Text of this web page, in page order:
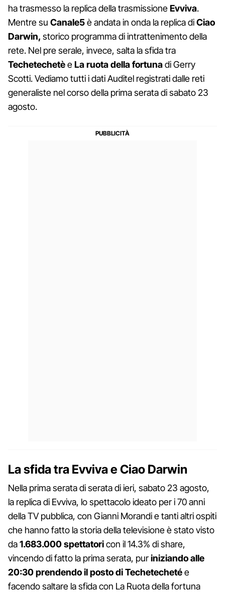
ha trasmesso la replica della trasmissioneEvviva.
Mentre su Canale5è andata in onda la replica diCiao
Darwin, storico programma di intrattenimento della
rete. Nel pre serale, invece, salta la sfida tra
TechetechetèeLa ruota della fortunadi Gerry
Scotti. Vediamo tutti i dati Auditel registrati dalle reti
generaliste nel corso della prima serata di sabato 23
agosto.
La sfida tra Evviva e Ciao Darwin
Nella prima serata di serata di ieri, sabato 23 agosto,
la replica di Evviva, lo spettacolo ideato per i 70 anni
della TV pubblica, con Gianni Morandi e tanti altri ospiti
che hanno fatto la storia della televisione è stato visto
da1.683.000 spettatoricon il 14.3% di share,
vincendo di fatto la prima serata, puriniziando alle
20:30 prendendo il posto di Techetechetée
facendo saltare la sfida con La Ruota della fortuna